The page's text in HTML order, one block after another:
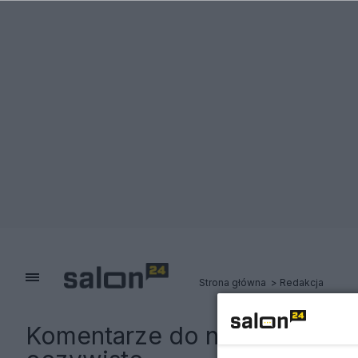
Strona główna Redakcja
Komentarze do notki:Mnożą